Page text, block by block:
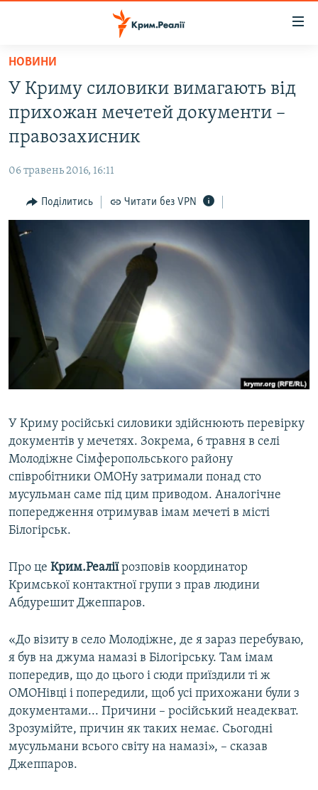
Перейти
основного
матеріалу
Перейти
до
основної
навігації
Перейти
до
пошуку
ВОДА.КРИМ
ВІДЕО ТА ФОТО
БЛОГИ
ПОГЛЯД
ІНТЕРВ'Ю
ВСЕ ЗА ДЕНЬ
СПЕЦПРОЕКТИ
ДЕПОРТАЦІЯ
ВІДЕОУРОКИ «ELIFBE»
СВІДЧЕННЯ ОКУПАЦІЇ
УКРАЇНСЬКА ПРОБЛЕМА КРИМУ
ЯК ОБІЙТИ БЛОКУВАННЯ
Русский
Qırımtatar
Усі сайти RFE/RL
НОВИНИ
У Криму силовики вимагають від
прихожан мечетей документи –
правозахисник
06 травень 2016, 16:11
Поділитись Читати без VPN
У Криму російські силовики здійснюють перевірку
документів у мечетях. Зокрема, 6 травня в селі
Молодіжне Сімферопольського району
співробітники ОМОНу затримали понад сто
мусульман саме під цим приводом. Аналогічне
попередження отримував імам мечеті в місті
Білогірськ.
Про це Крим.Реаліїрозповів координатор
Кримської контактної групи з прав людини
Абдурешит Джеппаров.
«До візиту в село Молодіжне, де я зараз перебуваю,
я був на джума намазі в Білогірську. Там імам
попередив, що до цього і сюди приїздили ті ж
ОМОНівці і попередили, щоб усі прихожани були з
документами... Причини – російський неадекват.
Зрозумійте, причин як таких немає. Сьогодні
мусульмани всього світу на намазі», – сказав
Джеппаров.